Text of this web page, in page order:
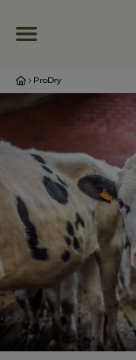
ProDry